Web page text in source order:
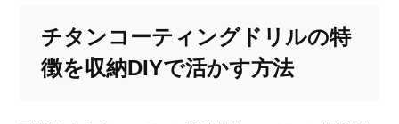
チタンコーティングドリルの特
徴を収納DIYで活かす方法